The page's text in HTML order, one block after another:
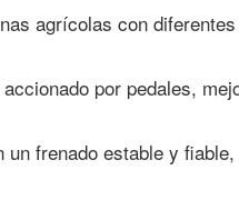
agrícolas con
por pedales,
frenado estable y